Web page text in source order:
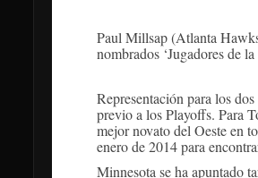
Paul Millsap (Atlanta
nombrados ‘Jugadores de
Representación para los
previo a los Playoffs. Para
mejor novato del Oeste en
enero de 2014 para
Minnesota se ha apuntado